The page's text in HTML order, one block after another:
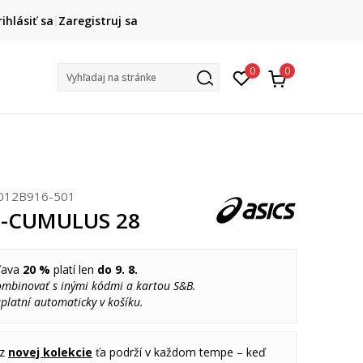
DOPRAVA ZADARMO
pri objednaní nad 80 € (neplatí pre Click&Collect)
sa Zaregistruj sa
Vyhľadaj na stránke 0 0
501
CUMULUS 28
20 % platí len do 9. 8.
s inými kódmi a kartou S&B.
automaticky v košíku.
novej kolekcie ťa podrží v každom tempe – keď